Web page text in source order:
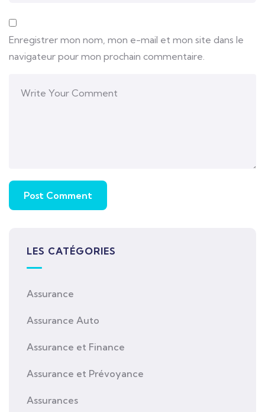
Enregistrer mon nom, mon e-mail et mon site dans le
navigateur pour mon prochain commentaire.
LES CATÉGORIES
Assurance
Assurance Auto
Assurance et Finance
Assurance et Prévoyance
Assurances